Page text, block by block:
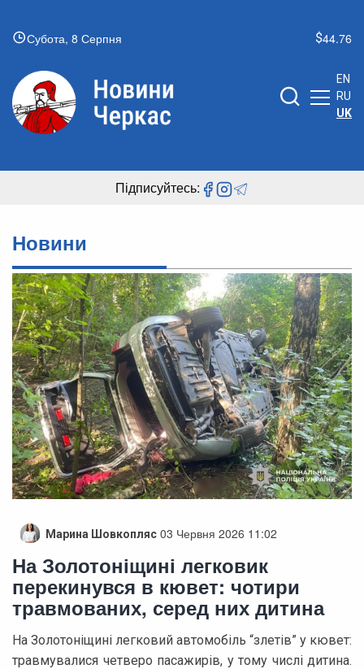
Субота, 8 Серпня 44.76
EN
RU
UK
Підписуйтесь:
Новини
Марина Шовкопляс 03 Червня 2026 11:02
На Золотоніщині легковик
перекинувся в кювет: чотири
травмованих, серед них дитина
На Золотоніщині легковий автомобіль “злетів” у кювет:
травмувалися четверо пасажирів, у тому числі дитина.